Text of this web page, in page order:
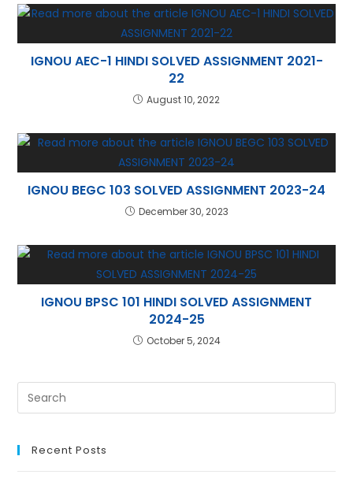
p
IGNOU AEC-1 HINDI SOLVED ASSIGNMENT 2021-
22
August 10, 2022
IGNOU BEGC 103 SOLVED ASSIGNMENT 2023-24
December 30, 2023
IGNOU BPSC 101 HINDI SOLVED ASSIGNMENT
2024-25
October 5, 2024
Recent Posts